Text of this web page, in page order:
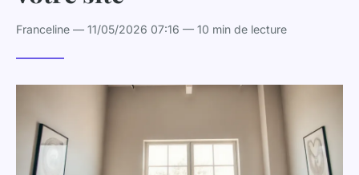
Franceline — 11/05/2026 07:16 — 10 min de lecture